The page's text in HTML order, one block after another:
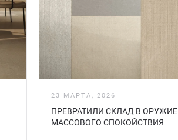
23 МАРТА, 2026
ПРЕВРАТИЛИ СКЛАД В ОРУЖИЕ
МАССОВОГО СПОКОЙСТВИЯ